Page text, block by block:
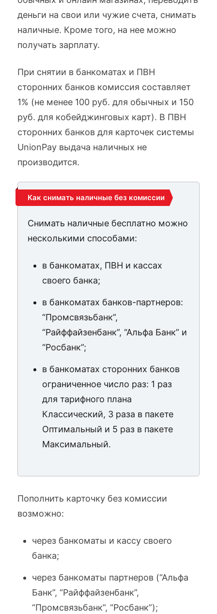
деньги на свои или чужие счета, снимать
наличные. Кроме того, на нее можно
получать зарплату.
При снятии в банкоматах и ПВН
сторонних банков комиссия составляет
1% (не менее 100 руб. для обычных и 150
руб. для кобейджинговых карт). В ПВН
сторонних банков для карточек системы
UnionPay выдача наличных не
производится.
Как снимать наличные без комиссии
Снимать наличные бесплатно можно
несколькими способами:
в банкоматах, ПВН и кассах
своего банка;
в банкоматах банков-партнеров:
“Промсвязьбанк”,
“Райффайзенбанк”, “Альфа Банк” и
“Росбанк”;
в банкоматах сторонних банков
ограниченное число раз: 1 раз
для тарифного плана
Классический, 3 раза в пакете
Оптимальный и 5 раз в пакете
Максимальный.
Пополнить карточку без комиссии
возможно:
через банкоматы и кассу своего
банка;
через банкоматы партнеров (“Альфа
Банк”, “Райффайзенбанк”,
“Промсвязьбанк”, “Росбанк”);